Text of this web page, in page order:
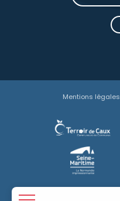
Mentions légales